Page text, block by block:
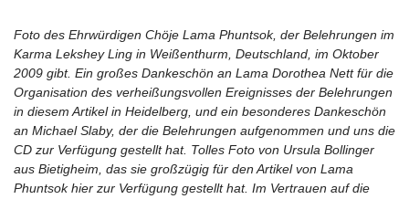
Foto des Ehrwürdigen Chöje Lama Phuntsok, der Belehrungen im
Karma Lekshey Ling in Weißenthurm, Deutschland, im Oktober
2009 gibt. Ein großes Dankeschön an Lama Dorothea Nett für die
Organisation des verheißungsvollen Ereignisses der Belehrungen
in diesem Artikel in Heidelberg, und ein besonderes Dankeschön
an Michael Slaby, der die Belehrungen aufgenommen und uns die
CD zur Verfügung gestellt hat. Tolles Foto von Ursula Bollinger
aus Bietigheim, das sie großzügig für den Artikel von Lama
Phuntsok hier zur Verfügung gestellt hat. Im Vertrauen auf die